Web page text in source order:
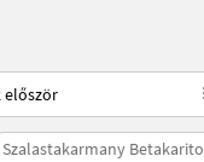
a Landwirt.com-on
Szalastakarmany